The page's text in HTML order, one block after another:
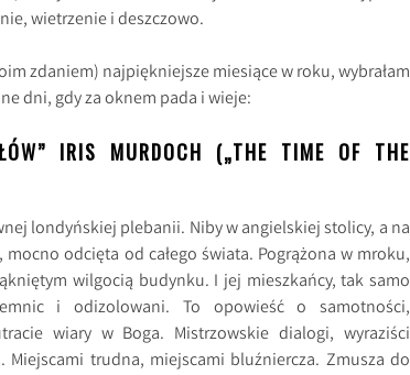
wietrzenie i deszczowo.
zdaniem) najpiękniejsze miesiące w roku, wybrałam
dni, gdy za oknem pada i wieje:
IRIS MURDOCH („THE TIME OF THE
londyńskiej plebanii. Niby w angielskiej stolicy, a na
mocno odcięta od całego świata. Pogrążona w mroku,
wilgocią budynku. I jej mieszkańcy, tak samo
i odizolowani. To opowieść o samotności,
wiary w Boga. Mistrzowskie dialogi, wyraziści
trudna, miejscami bluźniercza. Zmusza do